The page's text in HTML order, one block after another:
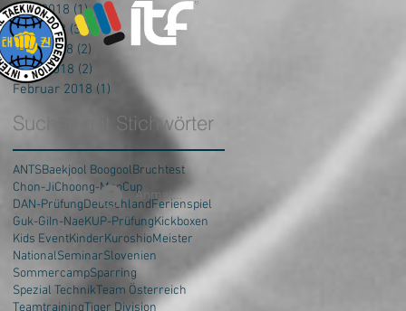
Juni 2018 (1)1 Beitrag
Mai 2018 (3) 3 Beiträge
April 2018 (2) 2 Beiträge
März 2018 (2)
Februar 2018 (1)
Suchen mit Stichwörter
ANTSBaekjool BoogoolBruchtest
Chon-JiChoong-MooCup
DAN-PrüfungDeutschlandFerienspiel
Guk-GiIn-NaeKUP-PrüfungKickboxen
Kids EventKinderKuroshioMeister
NationalSeminarSlovenien
SommercampSparring
Spezial TechnikTeam Österreich
TeamtrainingTiger Division
Anmelden